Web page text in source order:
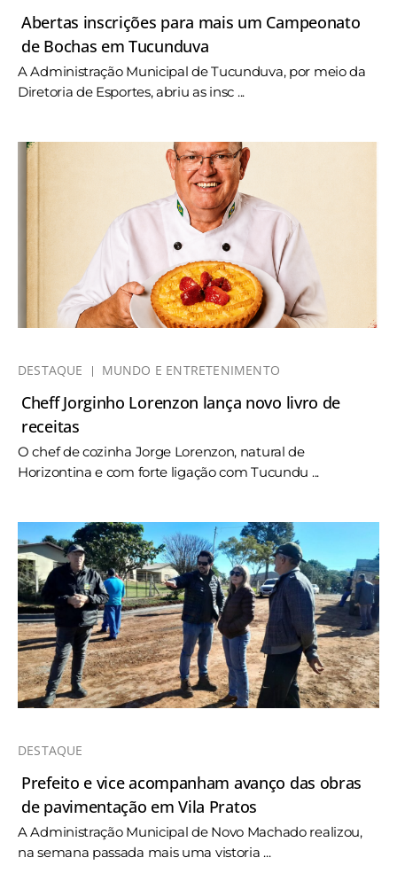
Abertas inscrições para mais um Campeonato
de Bochas em Tucunduva
A Administração Municipal de Tucunduva, por meio da
Diretoria de Esportes, abriu as insc ...
DESTAQUE MUNDO E ENTRETENIMENTO
Cheff Jorginho Lorenzon lança novo livro de
receitas
O chef de cozinha Jorge Lorenzon, natural de
Horizontina e com forte ligação com Tucundu ...
DESTAQUE
Prefeito e vice acompanham avanço das obras
de pavimentação em Vila Pratos
A Administração Municipal de Novo Machado realizou,
na semana passada mais uma vistoria ...